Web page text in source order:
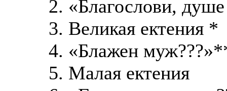
2. «Благослови,
3. Великая ектения *
4. «Блажен
5. Малая ектения